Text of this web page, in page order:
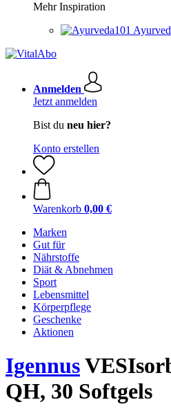
Mehr Inspiration
Anmelden
Jetzt anmelden
Bist du neu hier?
Konto erstellen
Warenkorb 0,00 €
Marken
Gut für
Nährstoffe
Diät & Abnehmen
Sport
Lebensmittel
Körperpflege
Geschenke
Aktionen
Igennus
QH, 30 Softgels